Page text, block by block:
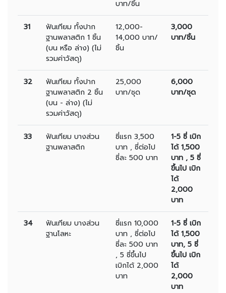
บาท/ชิ้น
31
ฟันเทียม ทั้งปาก
ฐานพลาสติก 1 ชิ้น
(บน หรือ ล่าง) (ไม่
รวมค่าวัสดุ)
12,000-
14,000 บาท/
ชิ้น
3,000
บาท/ชิ้น
32
ฟันเทียม ทั้งปาก
ฐานพลาสติก 2 ชิ้น
(บน - ล่าง) (ไม่
รวมค่าวัสดุ)
25,000
บาท/ชุด
6,000
บาท/ชุด
33
ฟันเทียม บางส่วน
ฐานพลาสติก
ซี่แรก 3,500
บาท , ซี่ต่อไป
ซี่ละ 500 บาท
1-5 ซี่ เบิก
ได้ 1,500
บาท , 5 ซี่
ขึ้นไป เบิก
ได้
2,000
บาท
34
ฟันเทียม บางส่วน
ฐานโลหะ
ซี่แรก 10,000
บาท , ซี่ต่อไป
ซี่ละ 500 บาท
, 5 ซี่ขึ้นไป
เบิกได้ 2,000
บาท
1-5 ซี่ เบิก
ได้ 1,500
บาท, 5 ซี่
ขึ้นไป เบิก
ได้
2,000
บาท